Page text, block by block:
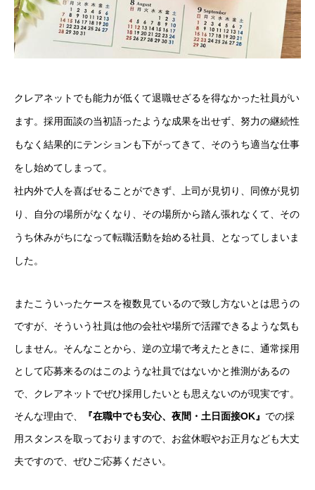
クレアネットでも能力が低くて退職せざるを得なかった社員がい
ます。採用面談の当初語ったような成果を出せず、努力の継続性
もなく結果的にテンションも下がってきて、そのうち適当な仕事
をし始めてしまって。
社内外で人を喜ばせることができず、上司が見切り、同僚が見切
り、自分の場所がなくなり、その場所から踏ん張れなくて、その
うち休みがちになって転職活動を始める社員、となってしまいま
した。
またこういったケースを複数見ているので致し方ないとは思うの
ですが、そういう社員は他の会社や場所で活躍できるような気も
しません。そんなことから、逆の立場で考えたときに、通常採用
として応募来るのはこのような社員ではないかと推測があるの
で、クレアネットでぜひ採用したいとも思えないのが現実です。
そんな理由で、
『在職中でも安心、夜間・土日面接OK』 での採
用スタンスを取っておりますので、お盆休暇やお正月なども大丈
夫ですので、ぜひご応募ください。